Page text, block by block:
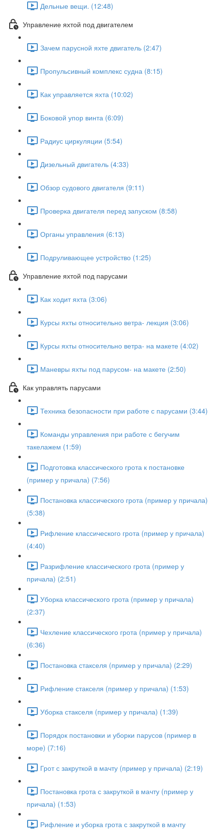
Дельные вещи. (12:48)
Управление яхтой под двигателем
Зачем парусной яхте двигатель (2:47)
Пропульсивный комплекс судна (8:15)
Как управляется яхта (10:02)
Боковой упор винта (6:09)
Радиус циркуляции (5:54)
Дизельный двигатель (4:33)
Обзор судового двигателя (9:11)
Проверка двигателя перед запуском (8:58)
Органы управления (6:13)
Подруливающее устройство (1:25)
Управление яхтой под парусами
Как ходит яхта (3:06)
Курсы яхты относительно ветра- лекция (3:06)
Курсы яхты относительно ветра- на макете (4:02)
Маневры яхты под парусом- на макете (2:50)
Как управлять парусами
Техника безопасности при работе с парусами (3:44)
Команды управления при работе с бегучим
такелажем (1:59)
Подготовка классического грота к постановке
(пример у причала) (7:56)
Постановка классического грота (пример у причала)
(5:38)
Рифление классического грота (пример у причала)
(4:40)
Разрифление классического грота (пример у
причала) (2:51)
Уборка классического грота (пример у причала)
(2:37)
Чехление классического грота (пример у причала)
(6:36)
Постановка стакселя (пример у причала) (2:29)
Рифление стакселя (пример у причала) (1:53)
Уборка стакселя (пример у причала) (1:39)
Порядок постановки и уборки парусов (пример в
море) (7:16)
Грот с закруткой в мачту (пример у причала) (2:19)
Постановка грота с закруткой в мачту (пример у
причала) (1:53)
Рифление и уборка грота с закруткой в мачту